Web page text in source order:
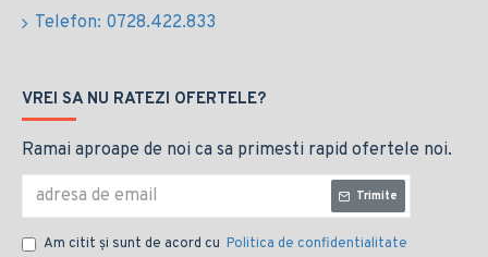
Telefon: 0728.422.833
VREI SA NU RATEZI OFERTELE?
Ramai aproape de noi ca sa primesti rapid ofertele noi.
Trimite
Am citit şi sunt de acord cu Politica de confidentialitate